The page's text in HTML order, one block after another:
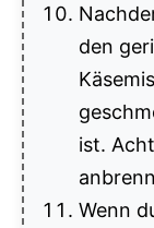
den
ist.
Wenn